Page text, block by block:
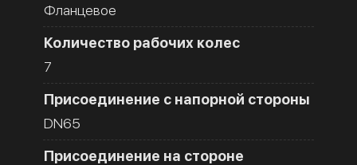
Фланцевое
Количество рабочих колес
7
Присоединение с напорной стороны
DN65
Присоединение на стороне